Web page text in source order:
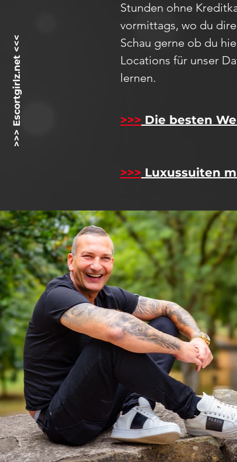
>>> Escortgirlz.net <<<
Stunden ohne
vormittags, wo du
Schau gerne ob du
Locations für unser D
lernen.
>>> Die besten
>>> Luxussuiten